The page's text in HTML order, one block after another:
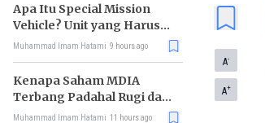
Apa Itu Special Mission
Vehicle? Unit yang Harus
Bereskan Utang Whoosh
Muhammad Imam Hatami 9 hours ago
Kenapa Saham MDIA
Terbang Padahal Rugi dan
Terlilit Utang?
Muhammad Imam Hatami 11 hours ago
A-
A+